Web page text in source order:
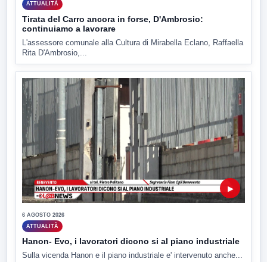
ATTUALITÀ
Tirata del Carro ancora in forse, D'Ambrosio:
continuiamo a lavorare
L'assessore comunale alla Cultura di Mirabella Eclano, Raffaella
Rita D'Ambrosio,...
▶
6 AGOSTO 2026
ATTUALITÀ
Hanon- Evo, i lavoratori dicono si al piano industriale
Sulla vicenda Hanon e il piano industriale e' intervenuto anche...